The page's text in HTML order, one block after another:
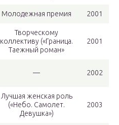
Молодежная премия 2001
Творческому
коллективу («Граница.
Таежный роман»
2001
— 2002
Лучшая женская роль
(«Небо. Самолет.
Девушка»)
2003